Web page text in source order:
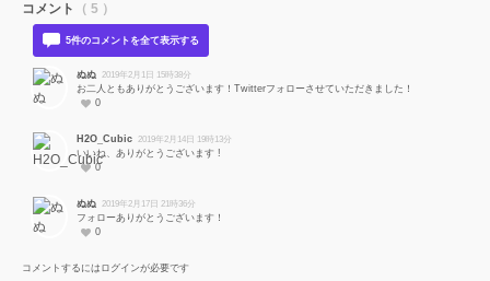
コメント （ 5 ）
5件のコメントを全て表示する
ぬぬ 2019年2月1日 15時38分
お二人ともありがとうございます！Twitterフォローさせていただきました！
0
H2O_Cubic 2019年2月14日 19時13分
いいね、ありがとうございます !
0
ぬぬ 2019年2月17日 21時36分
フォローありがとうございます！
0
コメントするにはログインが必要です